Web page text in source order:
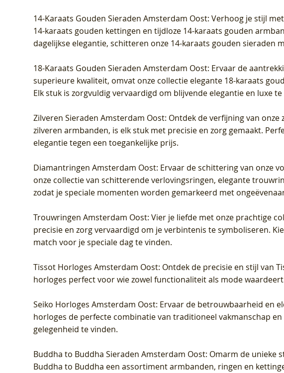
14-Karaats Gouden Sieraden Amsterdam Oost: Verhoog je stijl
14-karaats gouden kettingen en tijdloze 14-karaats gouden
dagelijkse elegantie, schitteren onze 14-karaats gouden sieraden
18-Karaats Gouden Sieraden Amsterdam Oost: Ervaar de
superieure kwaliteit, omvat onze collectie elegante 18-karaats
Elk stuk is zorgvuldig vervaardigd om blijvende elegantie en luxe
Zilveren Sieraden Amsterdam Oost: Ontdek de verfijning van
zilveren armbanden, is elk stuk met precisie en zorg gemaakt.
elegantie tegen een toegankelijke prijs.
Diamantringen Amsterdam Oost: Ervaar de schittering van onze
onze collectie van schitterende verlovingsringen, elegante
zodat je speciale momenten worden gemarkeerd met
Trouwringen Amsterdam Oost: Vier je liefde met onze prachtige
precisie en zorg vervaardigd om je verbintenis te symboliseren.
match voor je speciale dag te vinden.
Tissot Horloges Amsterdam Oost: Ontdek de precisie en stijl van
horloges perfect voor wie zowel functionaliteit als mode
Seiko Horloges Amsterdam Oost: Ervaar de betrouwbaarheid en
horloges de perfecte combinatie van traditioneel vakmanschap
gelegenheid te vinden.
Buddha to Buddha Sieraden Amsterdam Oost: Omarm de unieke
Buddha to Buddha een assortiment armbanden, ringen en